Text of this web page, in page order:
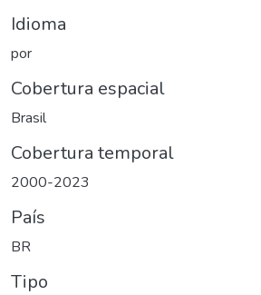
Idioma
por
Cobertura espacial
Brasil
Cobertura temporal
2000-2023
País
BR
Tipo